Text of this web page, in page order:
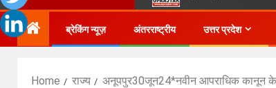
ब्रेकिंग न्यूज़ अंतरराष्ट्रीय उत्तर प्रदेश
Home राज्य अनूपपुर30जून24*नवीन आपराधिक कानून के